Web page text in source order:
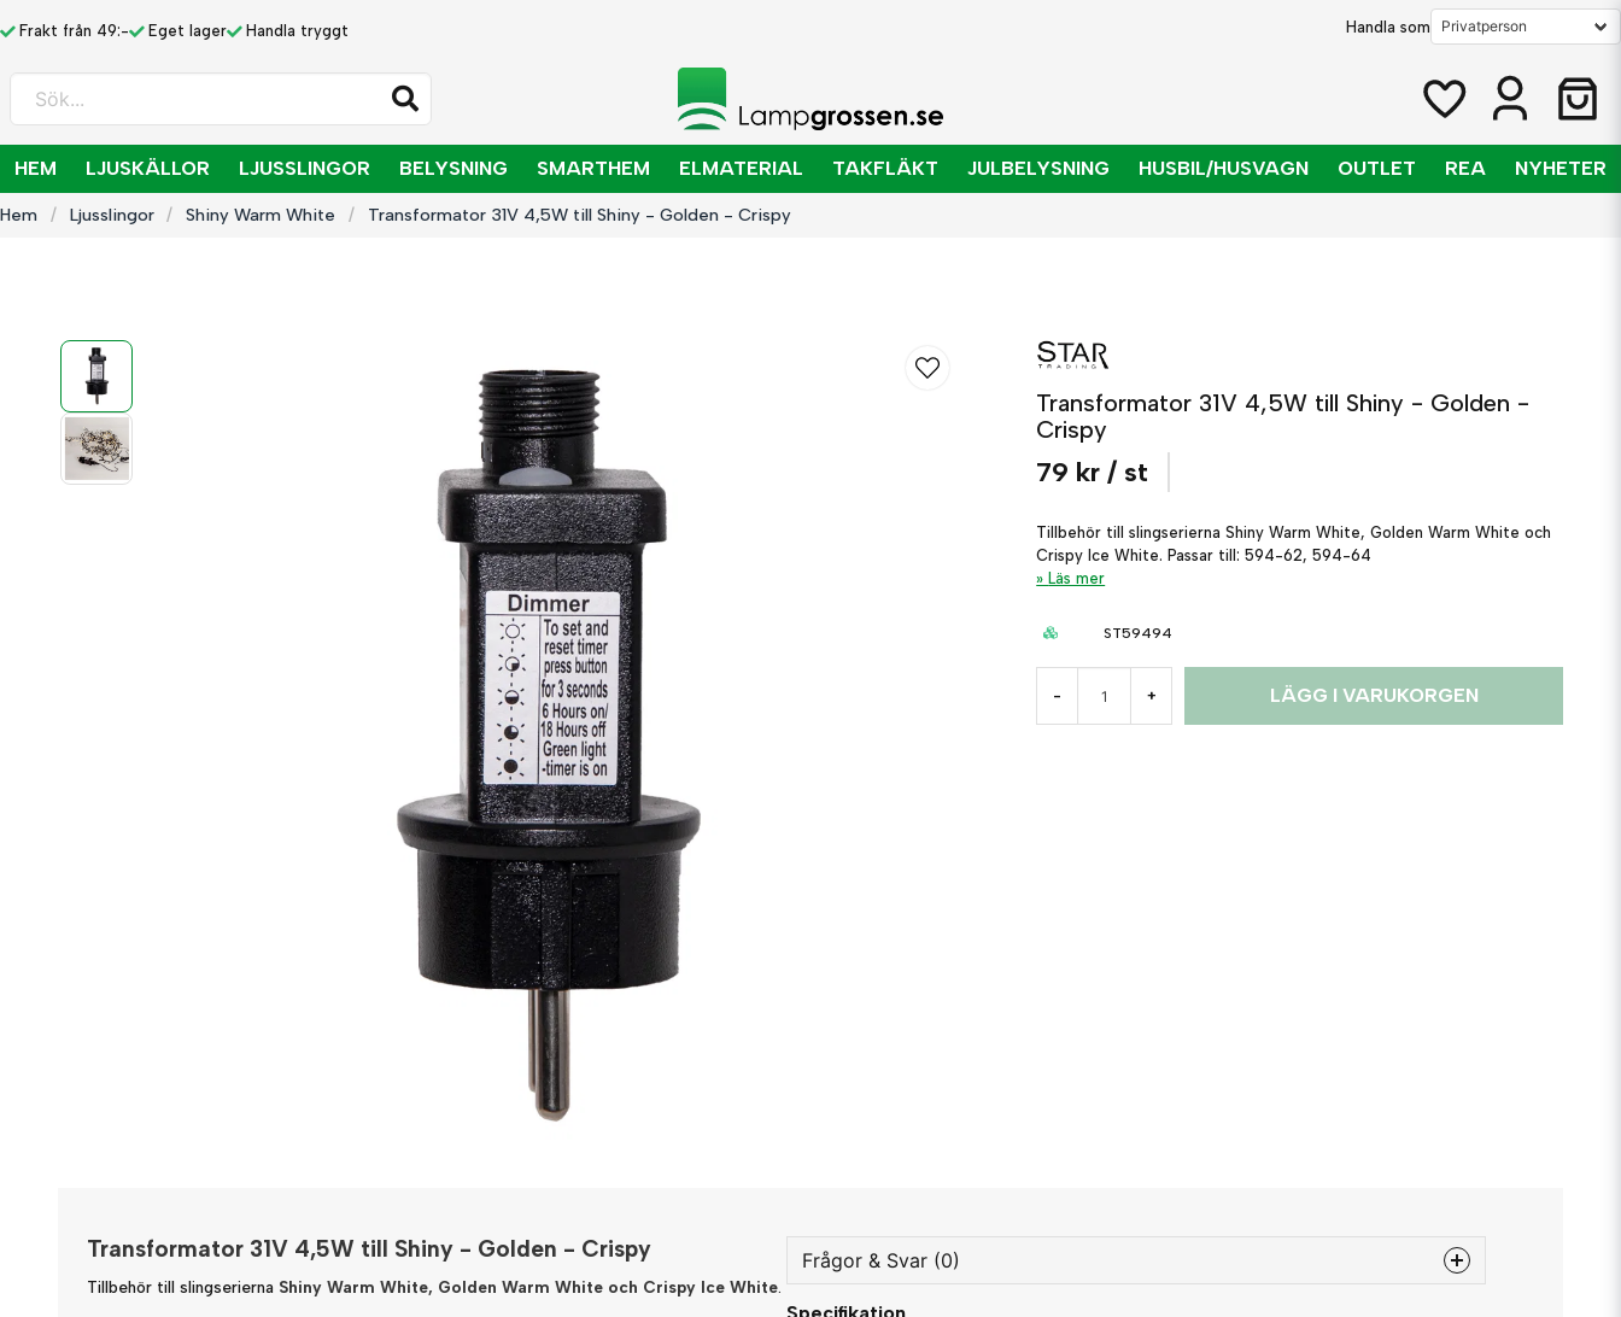
Frakt från 49:- Eget lager Handla tryggt Handla som
Sök...
HEM LJUSKÄLLOR LJUSSLINGOR BELYSNING SMARTHEM ELMATERIAL TAKFLÄKT JULBELYSNING HUSBIL/HUSVAGN OUTLET REA NYHETER
Hem Ljusslingor Shiny Warm White Transformator 31V 4,5W till Shiny - Golden - Crispy
Transformator 31V 4,5W till Shiny - Golden -
Crispy
79 kr / st
Tillbehör till slingserierna Shiny Warm White, Golden Warm White och
Crispy Ice White. Passar till: 594-62, 594-64
Läs mer
ST59494
- + LÄGG I VARUKORGEN
Transformator 31V 4,5W till Shiny - Golden - Crispy
Tillbehör till slingserierna Shiny Warm White, Golden Warm White och Crispy Ice White
Frågor & Svar (0)